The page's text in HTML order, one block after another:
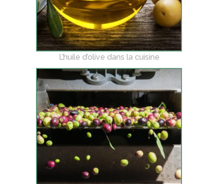
L’huile d’olive dans la cuisine